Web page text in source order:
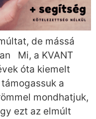
de mássá
Mi, a KVANT
óta kiemelt
a
mondhatjuk,
ezt az elmúlt